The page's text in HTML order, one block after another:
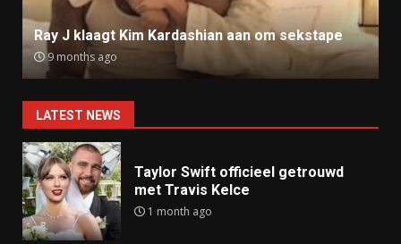
Ray J klaagt Kim Kardashian aan om sekstape
9 months ago
LATEST NEWS
Taylor Swift officieel getrouwd
met Travis Kelce
1 month ago